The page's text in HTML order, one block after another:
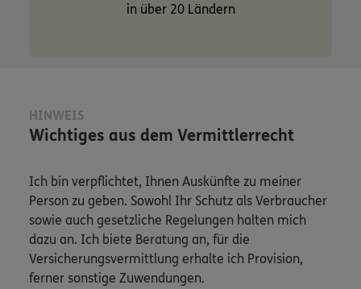
in über 20 Ländern
HINWEIS
Wichtiges aus dem Vermittlerrecht
Ich bin verpflichtet, Ihnen Auskünfte zu meiner
Person zu geben. Sowohl Ihr Schutz als Verbraucher
sowie auch gesetzliche Regelungen halten mich
dazu an. Ich biete Beratung an, für die
Versicherungsvermittlung erhalte ich Provision,
ferner sonstige Zuwendungen.